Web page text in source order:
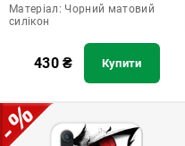
Матеріал: Чорний матовий
силікон
430₴ Купити